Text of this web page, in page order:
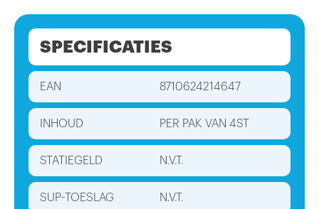
SPECIFICATIES
EAN 8710624214647
INHOUD PER PAK VAN 4ST
STATIEGELD N.V.T.
SUP-TOESLAG N.V.T.